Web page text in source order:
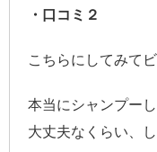
・口コミ２
こちらにしてみて
本当にシャンプー
大丈夫なくらい、